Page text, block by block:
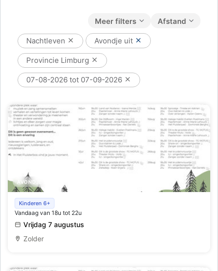
Afstand
Meer filters
Nachtleven Avondje uit
Provincie Limburg
07-08-2026 tot 07-09-2026
AVONDJE UIT
Het fluisterbos - cultuur in de natuur
Kinderen 6+
Vandaag van 18u tot 22u
Vrijdag 7 augustus
Zolder